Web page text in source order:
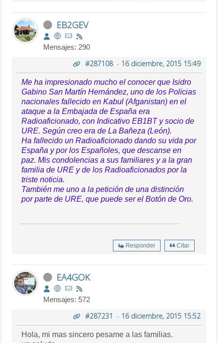
EB2GEV
Mensajes: 290
#287108- 16 diciembre, 2015 15:49
Me ha impresionado mucho el conocer que Isidro
Gabino San Martín Hernández, uno de los Policias
nacionales fallecido en Kabul (Afganistan) en el
ataque a la Embajada de España era
Radioaficionado, con Indicativo EB1BT y socio de
URE. Según creo era de La Bañeza (León).
Ha fallecido un Radioaficionado dando su vida por
España y por los Españoles, que descanse en
paz. Mis condolencias a sus familiares y a la gran
familia de URE y de los Radioaficionados por la
triste noticia.
También me uno a la petición de una distinción
por parte de URE, que puede ser el Botón de Oro.
Responder Citar
EA4GOK
Mensajes: 572
#287231 - 16 diciembre, 2015 15:52
Hola, mi mas sincero pesame a las familias.